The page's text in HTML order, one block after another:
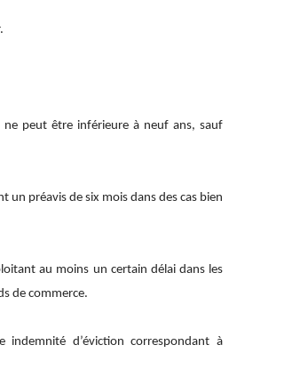
peut être inférieure à neuf ans, sauf
un préavis de six mois dans des cas bien
au moins un certain délai dans les
de commerce.
d’éviction correspondant à